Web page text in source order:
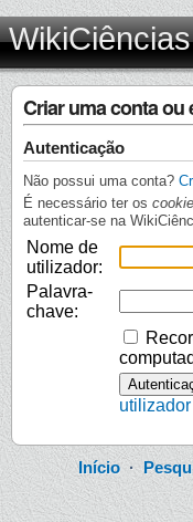
WikiCiências
Criar uma conta ou
Autenticação
Não possui uma conta?
É necessário ter os
autenticar-se na
Nome de
utilizador:
Palavra-
chave:
Início·